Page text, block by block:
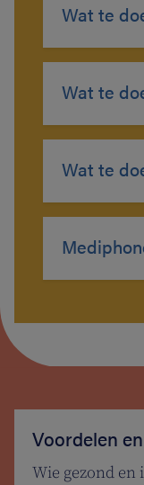
Wat te
Wat te
Wat te
Voordelen
Wie gezond